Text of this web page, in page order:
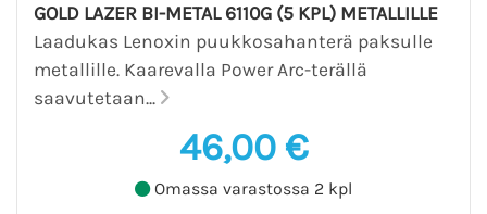
GOLD LAZER BI-METAL 6110G (5 KPL) METALLILLE
Laadukas Lenoxin puukkosahanterä paksulle
metallille. Kaarevalla Power Arc-terällä
saavutetaan...
46,00 €
Omassa varastossa 2 kpl